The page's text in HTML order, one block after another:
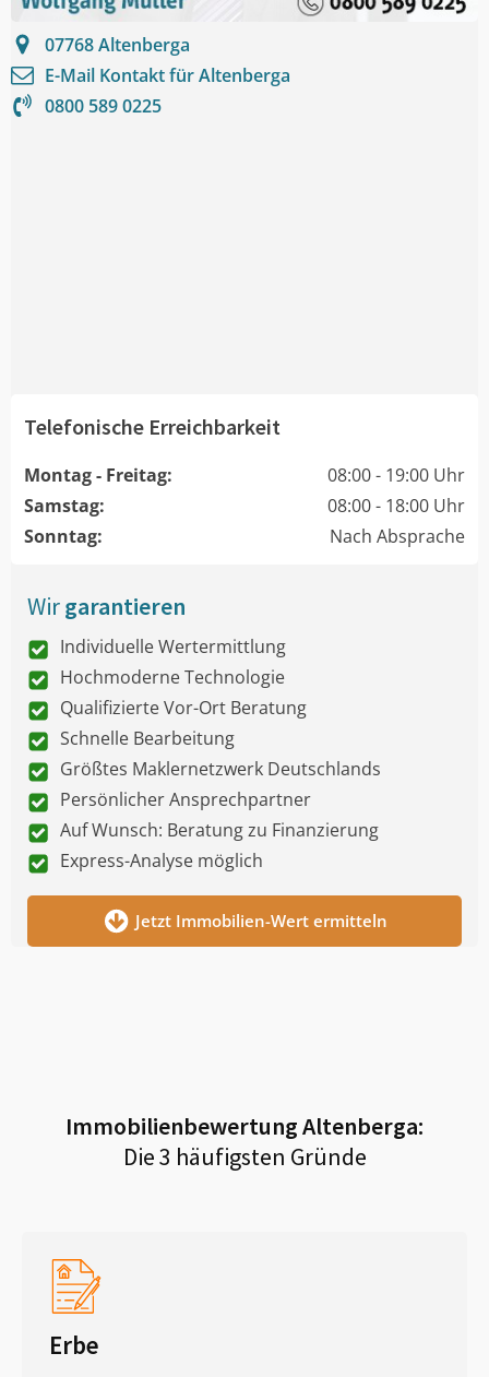
07768Altenberga
E-Mail Kontakt fürAltenberga
0800 589 0225
Telefonische Erreichbarkeit
Montag - Freitag:
08:00 - 19:00 Uhr
Samstag:
08:00 - 18:00 Uhr
Sonntag:
Nach Absprache
Wirgarantieren
Individuelle Wertermittlung
Hochmoderne Technologie
Qualifizierte Vor-Ort Beratung
Schnelle Bearbeitung
Größtes Maklernetzwerk Deutschlands
Persönlicher Ansprechpartner
Auf Wunsch: Beratung zu Finanzierung
Express-Analyse möglich
Jetzt Immobilien-Wert ermitteln
ImmobilienbewertungAltenberga:
Die 3 häufigsten Gründe
Erbe